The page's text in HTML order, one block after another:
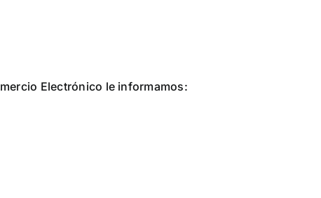
Electrónico le informamos: